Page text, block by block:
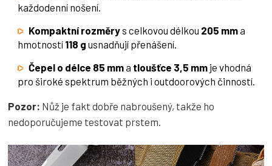
každodenní nošení.
Kompaktní rozměrys celkovou délkou 205 mma
hmotností 118 g usnadňují přenášení.
Čepel o délce 85 mma tloušťce 3,5 mm je vhodná
pro široké spektrum běžných i outdoorových činností.
Pozor: Nůž je fakt dobře nabroušený, takže ho
nedoporučujeme testovat prstem.